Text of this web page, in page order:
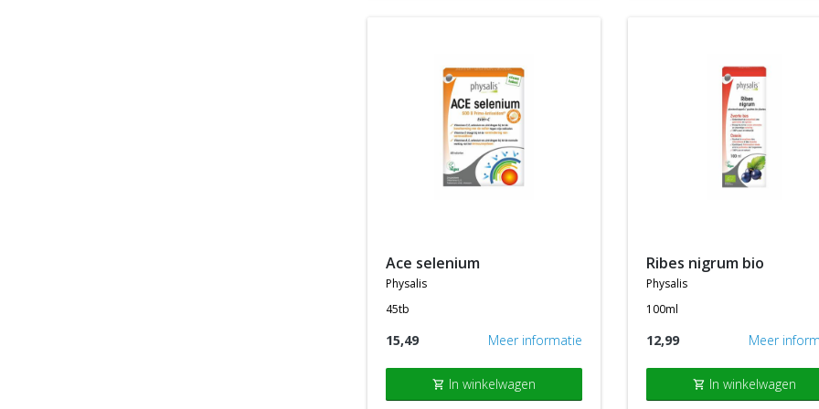
ace selenium
physalis
45tb
15,49 Meer informatie
shopping_cart In winkelwagen
ribes nigrum bio
physalis
100ml
12,99 Meer
shopping_cart In winkelwagen